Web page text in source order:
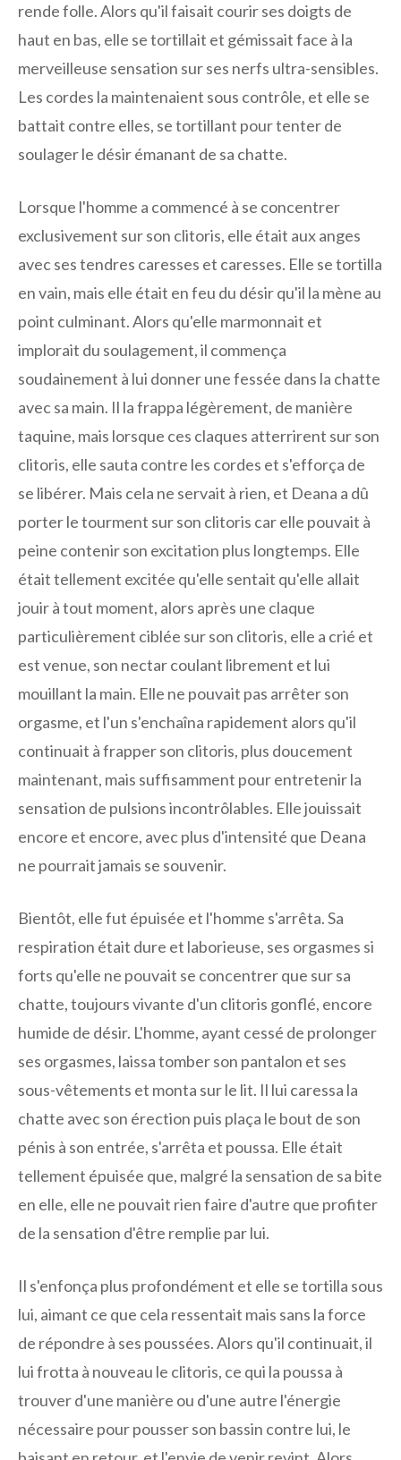
rende folle. Alors qu'il faisait courir ses doigts de
haut en bas, elle se tortillait et gémissait face à la
merveilleuse sensation sur ses nerfs ultra-sensibles.
Les cordes la maintenaient sous contrôle, et elle se
battait contre elles, se tortillant pour tenter de
soulager le désir émanant de sa chatte.
Lorsque l'homme a commencé à se concentrer
exclusivement sur son clitoris, elle était aux anges
avec ses tendres caresses et caresses. Elle se tortilla
en vain, mais elle était en feu du désir qu'il la mène au
point culminant. Alors qu'elle marmonnait et
implorait du soulagement, il commença
soudainement à lui donner une fessée dans la chatte
avec sa main. Il la frappa légèrement, de manière
taquine, mais lorsque ces claques atterrirent sur son
clitoris, elle sauta contre les cordes et s'efforça de
se libérer. Mais cela ne servait à rien, et Deana a dû
porter le tourment sur son clitoris car elle pouvait à
peine contenir son excitation plus longtemps. Elle
était tellement excitée qu'elle sentait qu'elle allait
jouir à tout moment, alors après une claque
particulièrement ciblée sur son clitoris, elle a crié et
est venue, son nectar coulant librement et lui
mouillant la main. Elle ne pouvait pas arrêter son
orgasme, et l'un s'enchaîna rapidement alors qu'il
continuait à frapper son clitoris, plus doucement
maintenant, mais suffisamment pour entretenir la
sensation de pulsions incontrôlables. Elle jouissait
encore et encore, avec plus d'intensité que Deana
ne pourrait jamais se souvenir.
Bientôt, elle fut épuisée et l'homme s'arrêta. Sa
respiration était dure et laborieuse, ses orgasmes si
forts qu'elle ne pouvait se concentrer que sur sa
chatte, toujours vivante d'un clitoris gonflé, encore
humide de désir. L'homme, ayant cessé de prolonger
ses orgasmes, laissa tomber son pantalon et ses
sous-vêtements et monta sur le lit. Il lui caressa la
chatte avec son érection puis plaça le bout de son
pénis à son entrée, s'arrêta et poussa. Elle était
tellement épuisée que, malgré la sensation de sa bite
en elle, elle ne pouvait rien faire d'autre que profiter
de la sensation d'être remplie par lui.
Il s'enfonça plus profondément et elle se tortilla sous
lui, aimant ce que cela ressentait mais sans la force
de répondre à ses poussées. Alors qu'il continuait, il
lui frotta à nouveau le clitoris, ce qui la poussa à
trouver d'une manière ou d'une autre l'énergie
nécessaire pour pousser son bassin contre lui, le